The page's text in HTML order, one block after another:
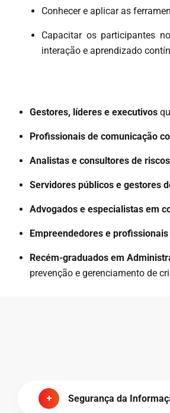
Conhecer e aplicar as
Capacitar os participantes
interação e aprendizado
Gestores, líderes e executivos
Profissionais de comunicação
Analistas e consultores de riscos
Servidores públicos e gestores
Advogados e especialistas em
Empreendedores e
Recém-graduados em
prevenção e gerenciamento de
Segurança da